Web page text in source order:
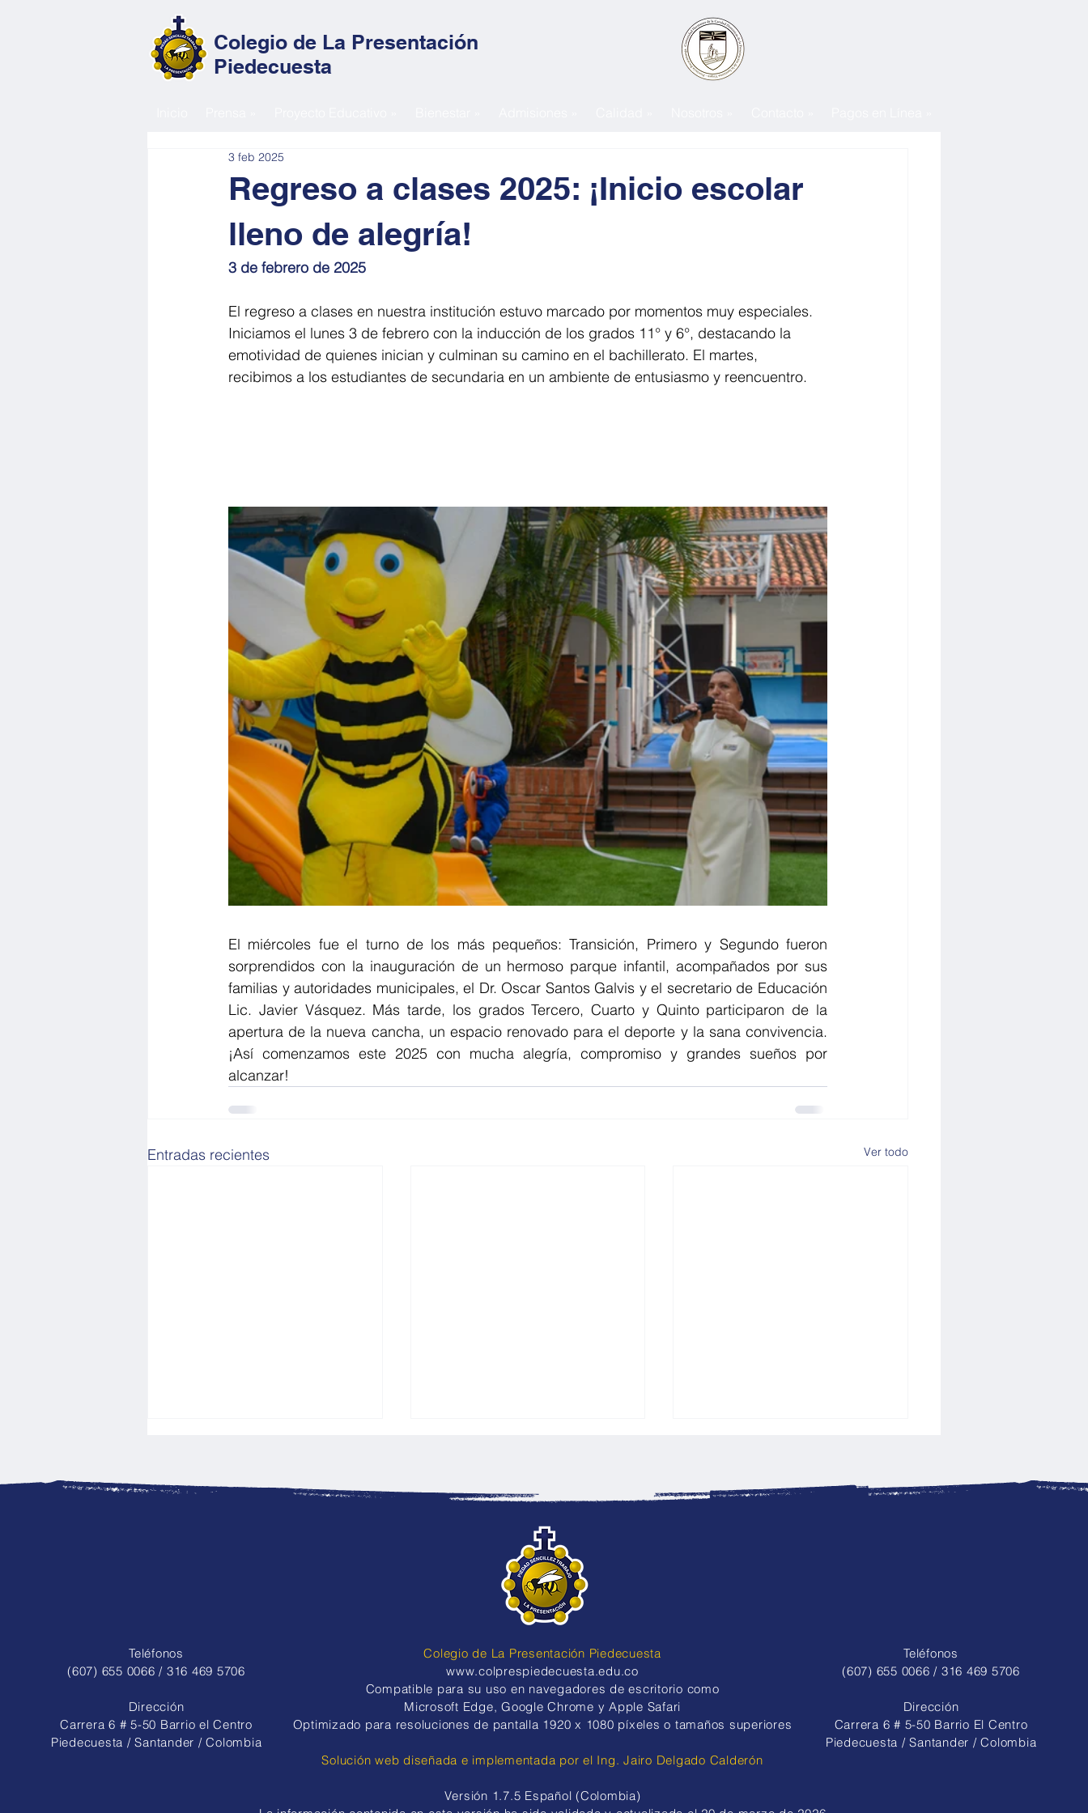
Colegio de La Presentación
Piedecuesta
Regreso a clases 2025: ¡Inicio escolar
lleno de alegría!
3 feb 2025
3 de febrero de 2025
El regreso a clases en nuestra institución estuvo marcado por momentos muy especiales.
Iniciamos el lunes 3 de febrero con la inducción de los grados 11° y 6°, destacando la
emotividad de quienes inician y culminan su camino en el bachillerato. El martes,
recibimos a los estudiantes de secundaria en un ambiente de entusiasmo y reencuentro.
El miércoles fue el turno de los más pequeños: Transición, Primero y Segundo fueron
sorprendidos con la inauguración de un hermoso parque infantil, acompañados por sus
familias y autoridades municipales, el Dr. Oscar Santos Galvis y el secretario de Educación
Lic. Javier Vásquez. Más tarde, los grados Tercero, Cuarto y Quinto participaron de la
apertura de la nueva cancha, un espacio renovado para el deporte y la sana convivencia.
¡Así comenzamos este 2025 con mucha alegría, compromiso y grandes sueños por
alcanzar!
Entradas recientes Ver todo
Pasaporte de Derechos: la
iniciativa de sexto grado
para promover los valores y
el bienestar emocional
Teléfonos
(607) 655 0066 / 316 469 5706
Dirección
Carrera 6 # 5-50 Barrio el Centro
Piedecuesta / Santander / Colombia
Colegio de La Presentación Piedecuesta
www.colprespiedecuesta.edu.co
​​Compatible para su uso en navegadores de escritorio como
Microsoft Edge, Google Chrome y Apple Safari
Optimizado para resoluciones de pantalla 1920 x 1080 píxeles o tamaños superiores
Solución web diseñada e implementada por el Ing. Jairo Delgado Calderón
Versión 1.7.5 Español (Colombia)
Teléfonos
(607) 655 0066 / 316 469 5706
Dirección
Carrera 6 # 5-50 Barrio El Centro
Piedecuesta / Santander / Colombia